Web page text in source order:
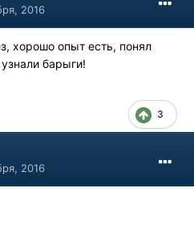
2016
хорошо опыт есть, понял
барыги!
3
2016